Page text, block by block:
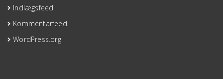
Indlægsfeed
Kommentarfeed
WordPress.org